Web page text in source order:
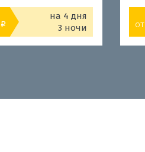
o
на 4 дня
3 ночи
от